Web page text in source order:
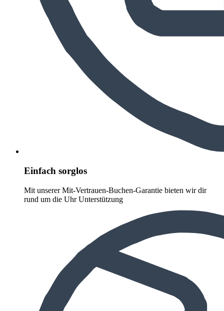
Einfach sorglos
Mit unserer Mit-Vertrauen-Buchen-Garantie bieten wir dir
rund um die Uhr Unterstützung